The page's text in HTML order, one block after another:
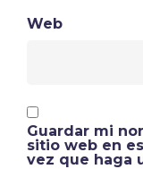
Web
Guardar mi
sitio web en
vez que haga